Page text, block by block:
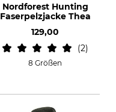
Nordforest Hunting
Faserpelzjacke Thea
129,00
2
8 Größen